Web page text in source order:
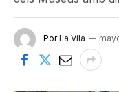
Por La Vila